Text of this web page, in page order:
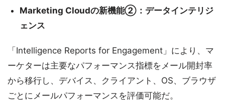
Marketing Cloudの新機能②：データインテリジ
ェンス
「Intelligence Reports for Engagement」により、マ
ーケターは主要なパフォーマンス指標をメール開封率
から移行し、デバイス、クライアント、OS、ブラウザ
ごとにメールパフォーマンスを評価可能だ。